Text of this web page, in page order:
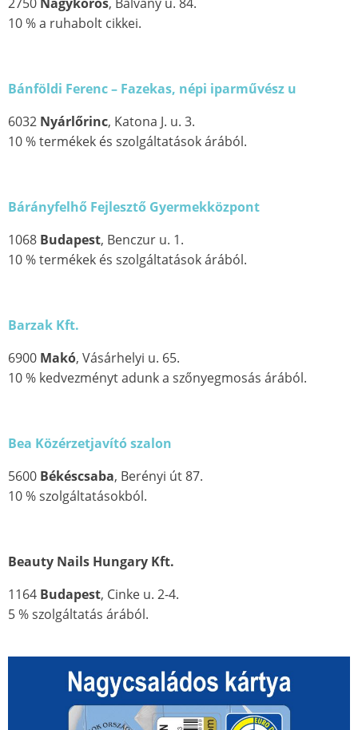
10 % a ruhabolt cikkei.
Bánföldi Ferenc – Fazekas, népi iparművész u
6032 Nyárlőrinc, Katona J. u. 3.
10 % termékek és szolgáltatások árából.
Bárányfelhő Fejlesztő Gyermekközpont
1068 Budapest, Benczur u. 1.
10 % termékek és szolgáltatások árából.
Barzak Kft.
6900 Makó, Vásárhelyi u. 65.
10 % kedvezményt adunk a szőnyegmosás árából.
Bea Közérzetjavító szalon
5600 Békéscsaba, Berényi út 87.
10 % szolgáltatásokból.
Beauty Nails Hungary Kft.
1164 Budapest, Cinke u. 2-4.
5 % szolgáltatás árából.